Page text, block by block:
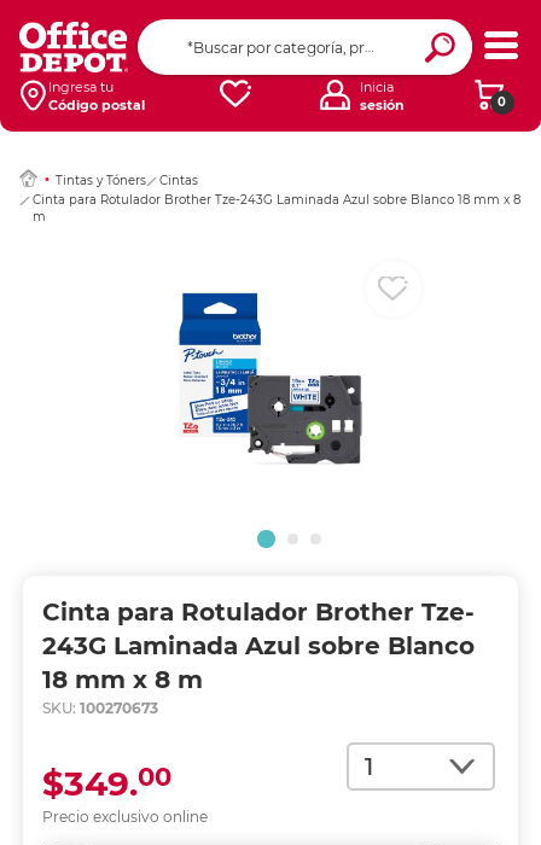
Ingresa tu
Código postal
0
Inicia
sesión
Tintas y Tóners
Cintas
Cinta para Rotulador Brother Tze-243G Laminada Azul sobre Blanco 18 mm x 8
m
Cinta para Rotulador Brother Tze-
243G Laminada Azul sobre Blanco
18 mm x 8 m
SKU: 100270673
Cantidad
Precio exclusivo online
$349.00
Ingresar Codigo